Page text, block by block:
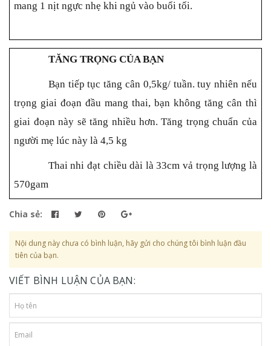
mang 1 nịt ngực nhẹ khi ngủ vào buổi tối.
TĂNG TRỌNG CỦA BẠN
Bạn tiếp tục tăng cân 0,5kg/ tuần. tuy nhiên nếu
trọng giai đoạn đầu mang thai, bạn không tăng cân thì
giai đoạn này sẽ tăng nhiều hơn. Tăng trọng chuẩn của
người mẹ lúc này là 4,5 kg
Thai nhi đạt chiều dài là 33cm vả trọng lượng là
570gam
Chia sẻ:
Nội dung này chưa có bình luận, hãy gửi cho chúng tôi bình luận đầu
tiên của bạn.
VIẾT BÌNH LUẬN CỦA BẠN: